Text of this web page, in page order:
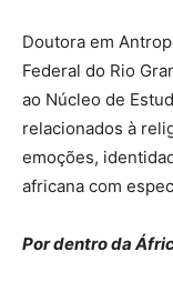
Doutora em
Federal do Rio
ao Núcleo de
relacionados à
emoções,
africana com
Por dentro da